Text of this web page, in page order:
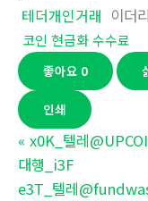
테더개인거래 이더
코인 현금화 수수료
좋아요 0
인쇄
« x0K_텔레
대행_i3F
e3T_텔레